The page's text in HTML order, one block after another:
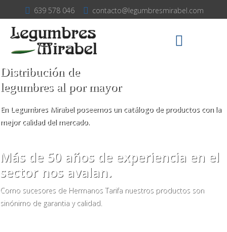
639 578 046 contacto@legumbresmirabel.com
Distribución de
legumbres al por mayor
En Legumbres Mirabel poseemos un catálogo de productos con la
mejor calidad del mercado.
Más de 50 años de experiencia en el
sector nos avalan.
Como sucesores de Hermanos Tarifa nuestros productos son
sinónimo de garantia y calidad.